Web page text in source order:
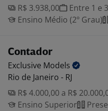
R$ 3.938,00
Entre 1 e
Ensino Médio (2º Grau)
Contador
Exclusive Models
Rio de Janeiro - RJ
R$ 4.000,00 a R$
Ensino Superior